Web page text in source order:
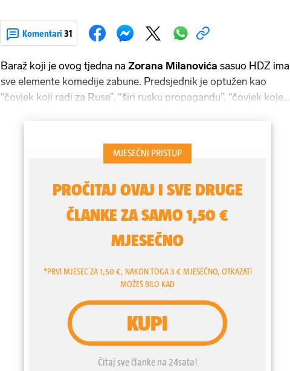
Komentari 31
Baraž koji je ovog tjedna na Zorana Milanovića sasuo HDZ ima
sve elemente komedije zabune. Predsjednik je optužen kao
“čovjek koji radi za Ruse”, “širi rusku propagandu”, “čovjek kojeg
kritičarima režima podmeću novičok ili im u čaj ulijevaju plutonij
umjesto mlijeka ili viskija. Optužbe su postale službene kad je
li Zoran Milanović ruski “oficir”.Ranko Ostojićpostavio je
službeni upit Sigurnosnoj agenciji. Dobio je kratak odgovor -
nema ni govora o tome da Rusi imaju ikakve veze s
Milanovićevom kampanjom.